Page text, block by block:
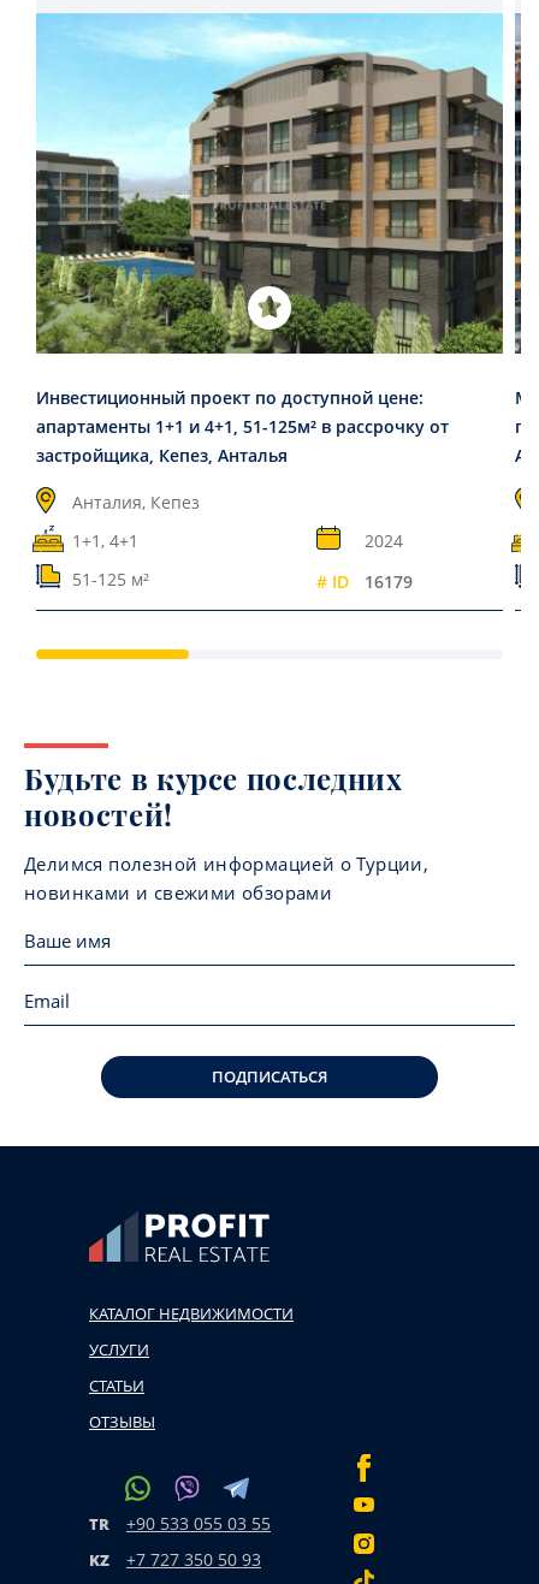
Инвестиционный проект по доступной цене:
апартаменты 1+1 и 4+1, 51-125м² в рассрочку от
застройщика, Кепез, Анталья
Анталия, Кепез
1+1, 4+1
2024
51-125 м²
# ID 16179
Будьте в курсе последних
новостей!
Делимся полезной информацией о Турции,
новинками и свежими обзорами
ПОДПИСАТЬСЯ
КАТАЛОГ НЕДВИЖИМОСТИ
УСЛУГИ
СТАТЬИ
ОТЗЫВЫ
TR +90 533 055 03 55
KZ +7 727 350 50 93